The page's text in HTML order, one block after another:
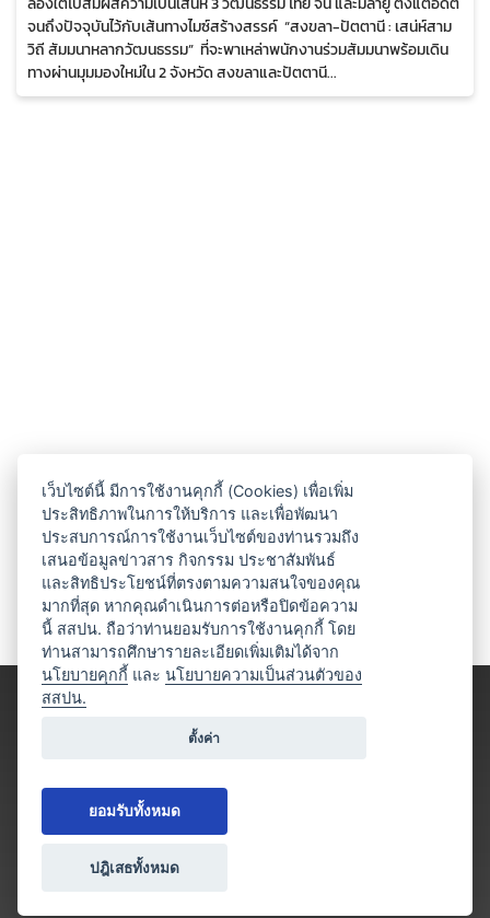
จนถึงปัจจุบันไว้กับเส้นทางไมซ์สร้างสรรค์ “สงขลา-ปัตตานี : เสน่ห์สาม
วิถี สัมมนาหลากวัฒนธรรม” ที่จะพาเหล่าพนักงานร่วมสัมมนาพร้อมเดิน
ทางผ่านมุมมองใหม่ใน 2 จังหวัด สงขลาและปัตตานี...
เว็บไซต์นี้ มีการใช้งานคุกกี้ (Cookies) เพื่อเพิ่ม
ประสิทธิภาพในการให้บริการ และเพื่อพัฒนา
ประสบการณ์การใช้งานเว็บไซต์ของท่านรวมถึง
เสนอข้อมูลข่าวสาร กิจกรรม ประชาสัมพันธ์
และสิทธิประโยชน์ที่ตรงตามความสนใจของคุณ
มากที่สุด หากคุณดำเนินการต่อหรือปิดข้อความ
นี้ สสปน. ถือว่าท่านยอมรับการใช้งานคุกกี้ โดย
ท่านสามารถศึกษารายละเอียดเพิ่มเติมได้จาก
นโยบายคุกกี้ และนโยบายความเป็นส่วนตัวของ
สสปน.
ตั้งค่า
ยอมรับทั้งหมด
ปฎิเสธทั้งหมด